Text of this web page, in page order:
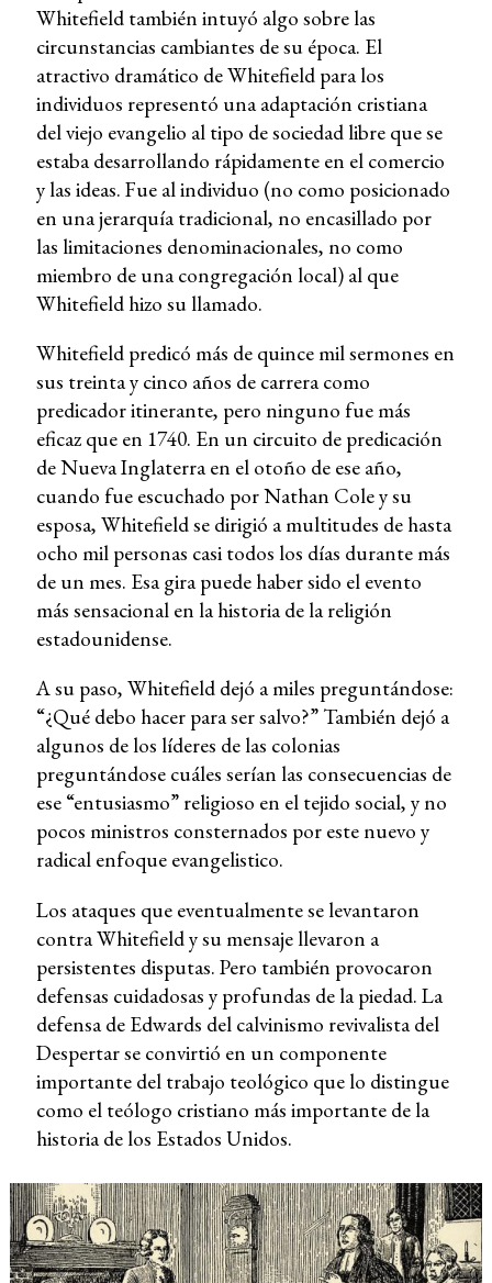
Whitefield también intuyó algo sobre las
circunstancias cambiantes de su época. El
atractivo dramático de Whitefield para los
individuos representó una adaptación cristiana
del viejo evangelio al tipo de sociedad libre que se
estaba desarrollando rápidamente en el comercio
y las ideas. Fue al individuo (no como posicionado
en una jerarquía tradicional, no encasillado por
las limitaciones denominacionales, no como
miembro de una congregación local) al que
Whitefield hizo su llamado.
Whitefield predicó más de quince mil sermones en
sus treinta y cinco años de carrera como
predicador itinerante, pero ninguno fue más
eficaz que en 1740. En un circuito de predicación
de Nueva Inglaterra en el otoño de ese año,
cuando fue escuchado por Nathan Cole y su
esposa, Whitefield se dirigió a multitudes de hasta
ocho mil personas casi todos los días durante más
de un mes. Esa gira puede haber sido el evento
más sensacional en la historia de la religión
estadounidense.
A su paso, Whitefield dejó a miles preguntándose:
“¿Qué debo hacer para ser salvo?” También dejó a
algunos de los líderes de las colonias
preguntándose cuáles serían las consecuencias de
ese “entusiasmo” religioso en el tejido social, y no
pocos ministros consternados por este nuevo y
radical enfoque evangelistico.
Los ataques que eventualmente se levantaron
contra Whitefield y su mensaje llevaron a
persistentes disputas. Pero también provocaron
defensas cuidadosas y profundas de la piedad. La
defensa de Edwards del calvinismo revivalista del
Despertar se convirtió en un componente
importante del trabajo teológico que lo distingue
como el teólogo cristiano más importante de la
historia de los Estados Unidos.